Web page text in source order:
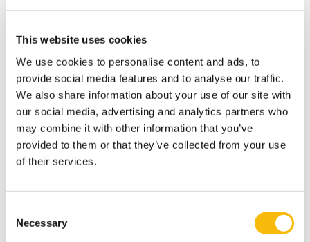
This website uses cookies
We use cookies to personalise content and ads, to
provide social media features and to analyse our traffic.
We also share information about your use of our site with
our social media, advertising and analytics partners who
may combine it with other information that you’ve
provided to them or that they’ve collected from your use
of their services.
Selection
Necessary
Executive Master Finance & Control
(EMFC) — Registercontroller (RC)
Startdatum:
september en februari
Taal:
Locatie:
Post-master opleiding in deeltijd voor business en